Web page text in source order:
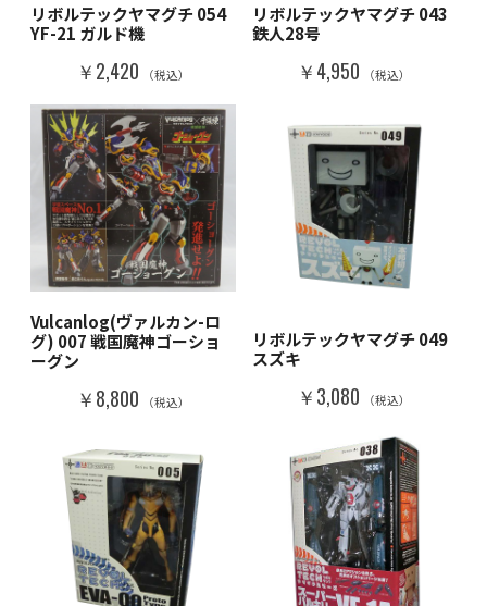
リボルテックヤマグチ 054
YF-21 ガルド機
￥2,420 （税込）
リボルテックヤマグチ 043
鉄人28号
￥4,950 （税込）
Vulcanlog(ヴァルカン-ロ
グ) 007 戦国魔神ゴーショ
ーグン
￥8,800 （税込）
リボルテックヤマグチ 049
スズキ
￥3,080 （税込）